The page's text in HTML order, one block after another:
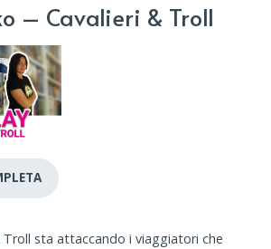
– Cavalieri & Troll
sta attaccando i viaggiatori che